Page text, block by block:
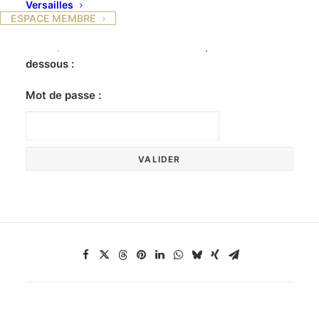
Versailles
ESPACE MEMBRE
Ce contenu est protégé par un mot de passe. Pour
dessous :
Mot de passe :